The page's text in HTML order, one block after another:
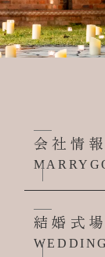
会社情報
結婚式場